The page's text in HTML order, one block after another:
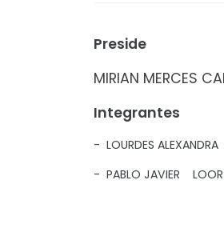
Preside
MIRIAN MERCES
Integrantes
- LOURDES
- PABLO JAVIER LOOR